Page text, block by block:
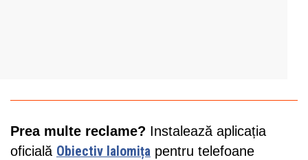
Prea multe reclame? Instalează aplicația
oficială Obiectiv Ialomița pentru telefoane